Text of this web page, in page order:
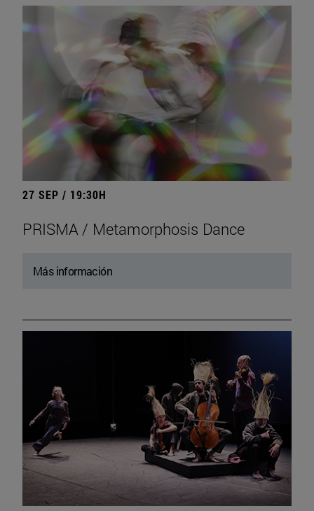
27 SEP / 19:30H
PRISMA / Metamorphosis Dance
Más información